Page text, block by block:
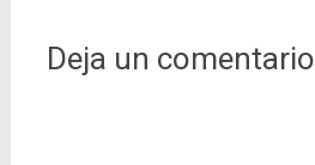
Deja un comentario